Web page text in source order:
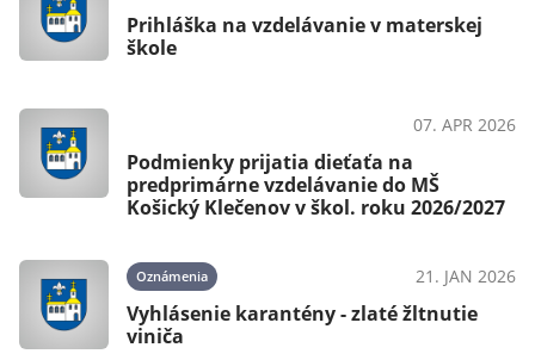
Prihláška na vzdelávanie v materskej
škole
07. APR 2026
Podmienky prijatia dieťaťa na
predprimárne vzdelávanie do MŠ
Košický Klečenov v škol. roku 2026/2027
Oznámenia 21. JAN 2026
Vyhlásenie karantény - zlaté žltnutie
viniča